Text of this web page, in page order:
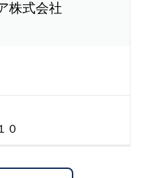
株式会社
０